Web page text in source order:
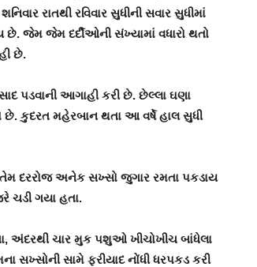
રાતથી રવિવાર સુધીની સવાર સુધીમાં
જેમ જેમ દર્દીઓની સંખ્યામાં વધારો થતો
છે.
પડવાની આગાહી કરી છે. છેલ્લા ઘણા
છે. કુદરત મહેરબાન થતા આ વર્ષે હાલ સુધી
દરરોજ અનેક સખ્સો જુગાર રમતા પકડાય
ચડી ગયા હતા.
અંદરથી ચાર મુક પશુઓ ખીચોખીચ બાંધેલા
સામે ફરીયાદ નોંધી ધરપકડ કરી